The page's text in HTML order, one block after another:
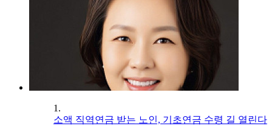
1.
소액 직역연금 받는 노인, 기초연금 수령 길 열린다